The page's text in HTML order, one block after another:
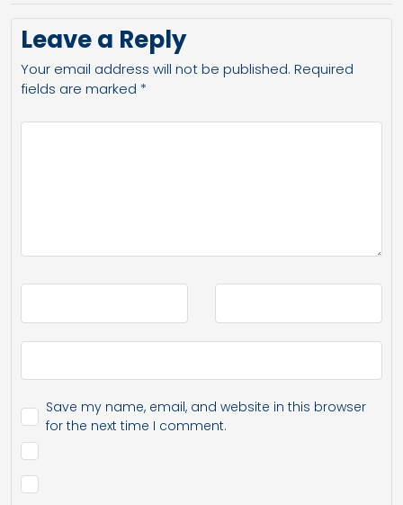
Leave a Reply
Your email address will not be published. Required
fields are marked *
Save my name, email, and website in this browser
for the next time I comment.